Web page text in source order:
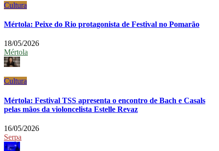
Cultura
Mértola: Peixe do Rio protagonista de Festival no Pomarão
18/05/2026
Mértola
Cultura
Mértola: Festival TSS apresenta o encontro de Bach e Casals
pelas mãos da violoncelista Estelle Revaz
16/05/2026
Serpa